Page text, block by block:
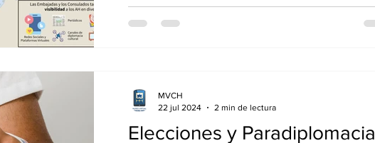
la institucionalidad.
Elecciones y Paradiplomacia
MVCH
22 jul 2024
2 min de lectura